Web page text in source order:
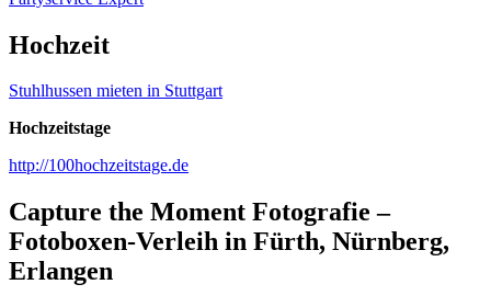
Hochzeit
Stuhlhussen mieten in Stuttgart
Hochzeitstage
http://100hochzeitstage.de
Capture the Moment Fotografie –
Fotoboxen-Verleih in Fürth, Nürnberg,
Erlangen